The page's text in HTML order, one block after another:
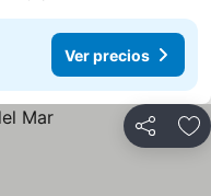
Ver precios
Compartir